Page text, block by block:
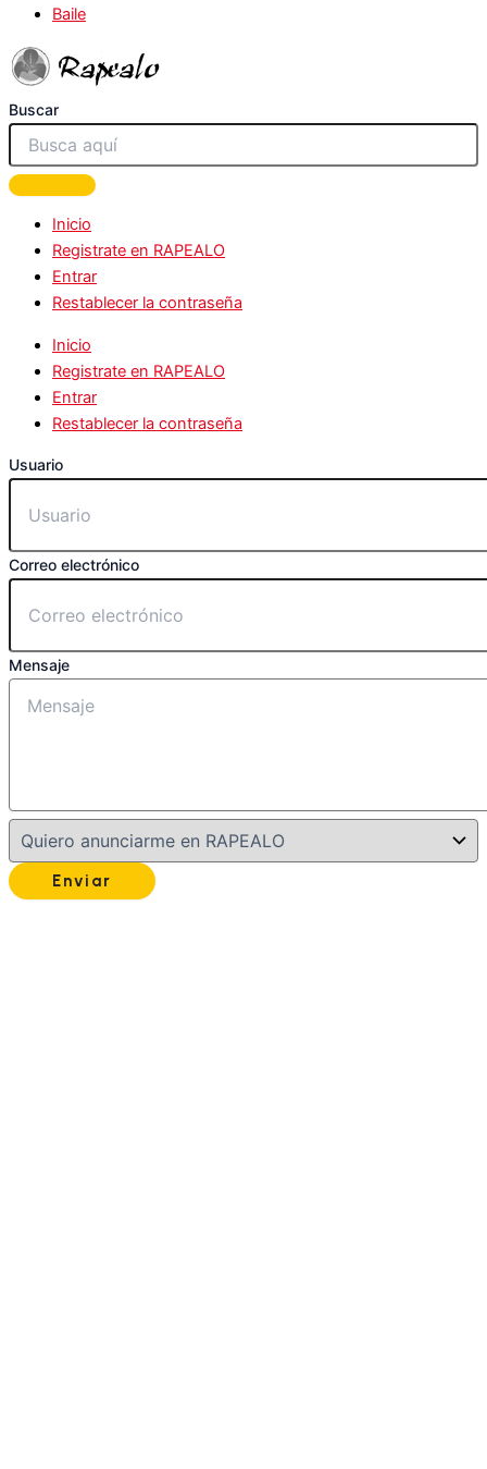
Baile
Buscar
Inicio
Registrate en RAPEALO
Entrar
Restablecer la contraseña
Inicio
Registrate en RAPEALO
Entrar
Restablecer la contraseña
Usuario
Correo electrónico
Mensaje
Enviar